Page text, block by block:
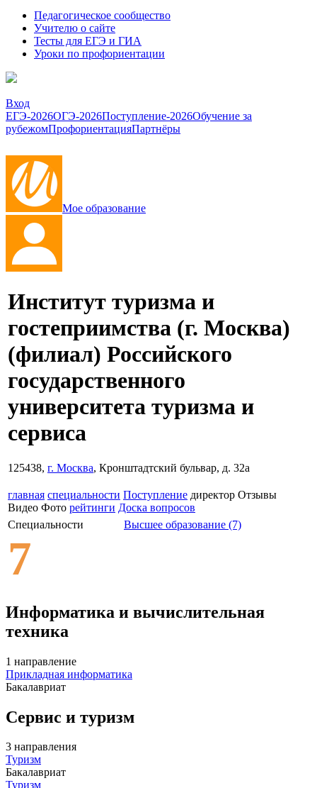
Педагогическое сообщество
Учителю о сайте
Тесты для ЕГЭ и ГИА
Уроки по профориентации
Вход
ЕГЭ-2026ОГЭ-2026Поступление-2026Обучение за
рубежомПрофориентацияПартнёры
Мое образование
Институт туризма и
гостеприимства (г. Москва)
(филиал) Российского
государственного
университета туризма и
сервиса
125438, г. Москва, Кронштадтский бульвар, д. 32а
главная специальности Поступление директор Отзывы
Видео Фото рейтинги Доска вопросов
Специальности
7
Высшее образование (7)
Информатика и вычислительная
техника
1 направление
Прикладная информатика
Бакалавриат
Сервис и туризм
3 направления
Туризм
Бакалавриат
Туризм